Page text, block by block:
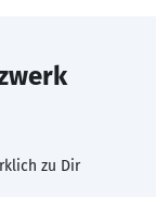
zu Dir